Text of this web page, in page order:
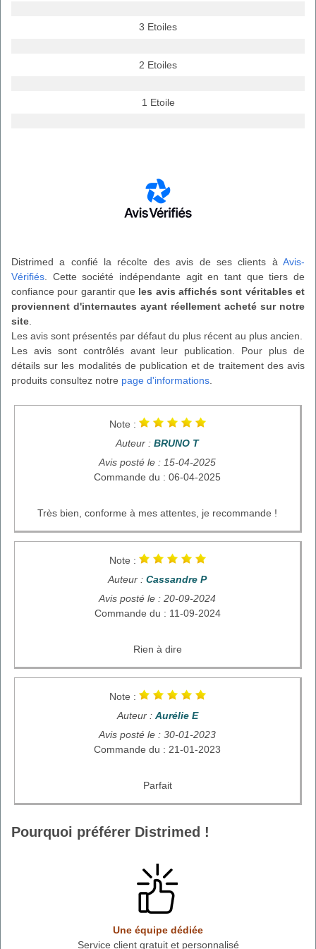
3 Etoiles
2 Etoiles
1 Etoile
Distrimed a confié la récolte des avis de ses clients à Avis-
Vérifiés. Cette société indépendante agit en tant que tiers de
confiance pour garantir que les avis affichés sont véritables et
proviennent d'internautes ayant réellement acheté sur notre
site.
Les avis sont présentés par défaut du plus récent au plus ancien.
Les avis sont contrôlés avant leur publication. Pour plus de
détails sur les modalités de publication et de traitement des avis
produits consultez notre page d'informations.
Note :
Auteur : BRUNO T
Avis posté le : 15-04-2025
Commande du : 06-04-2025
Très bien, conforme à mes attentes, je recommande !
Note :
Auteur : Cassandre P
Avis posté le : 20-09-2024
Commande du : 11-09-2024
Rien à dire
Note :
Auteur : Aurélie E
Avis posté le : 30-01-2023
Commande du : 21-01-2023
Parfait
Pourquoi préférer Distrimed !
Une équipe dédiée
Service client gratuit et personnalisé